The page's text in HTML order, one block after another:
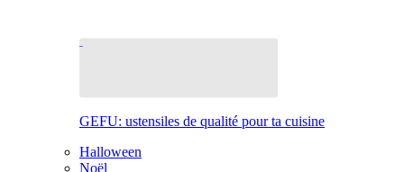
GEFU: ustensiles de qualité pour ta cuisine
Halloween
Noël